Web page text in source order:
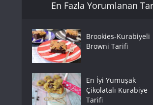
En Fazla Yorumlanan
Brookies-Kurabiyeli
Browni Tarifi
En İyi Yumuşak
Çikolatalı Kurabiye
Tarifi